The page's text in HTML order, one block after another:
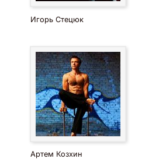
Игорь Стецюк
Артем Козхин